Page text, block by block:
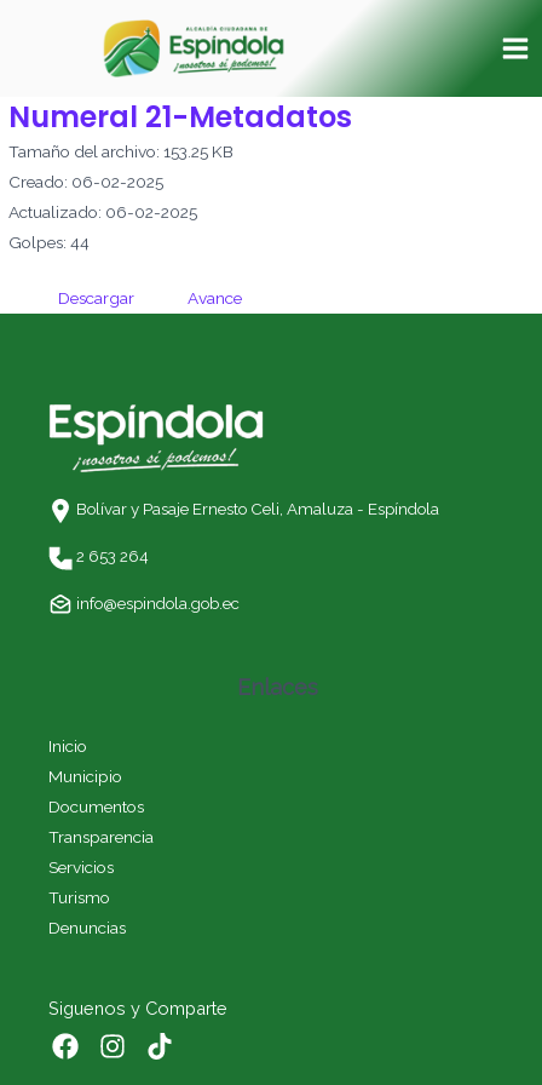
Numeral 21-Metadatos
Tamaño del archivo: 153.25 KB
Creado: 06-02-2025
Actualizado: 06-02-2025
Golpes: 44
Descargar Avance
Bolívar y Pasaje Ernesto Celi, Amaluza - Espíndola
2 653 264
info@espindola.gob.ec
Enlaces
Inicio
Municipio
Documentos
Transparencia
Servicios
Turismo
Denuncias
Siguenos y Comparte